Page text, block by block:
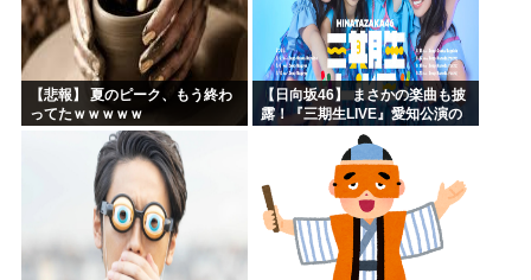
【悲報】 夏のピーク、もう終わ
ってたｗｗｗｗｗ
【日向坂46】 まさかの楽曲も披
露！『三期生LIVE』愛知公演の